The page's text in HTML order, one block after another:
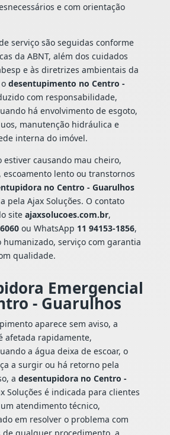
e com orientação
serviço são seguidas conforme
da ABNT, além dos cuidados
e às diretrizes ambientais da
desentupimento no Centro -
com responsabilidade,
há envolvimento de esgoto,
manutenção hidráulica e
interna do imóvel.
estiver causando mau cheiro,
lento ou transtornos
no Centro - Guarulhos
pela Ajax Soluções. O contato
site ajaxsolucoes.com.br,
ou WhatsApp 11 94153-1856,
serviço com garantia
qualidade.
Emergencial
- Guarulhos
aparece sem aviso, a
afetada rapidamente,
a água deixa de escoar, o
a surgir ou há retorno pela
a desentupidora no Centro -
Soluções é indicada para clientes
atendimento técnico,
em resolver o problema com
de qualquer procedimento, a